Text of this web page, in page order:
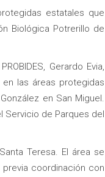
estatales que
Biológica Potrerillo de
Gerardo Evia,
las áreas protegidas
en San Miguel.
Servicio de Parques del
Teresa. El área se
coordinación con